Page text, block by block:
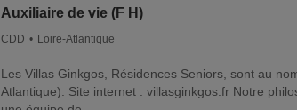
Auxiliaire de vie (F H)
CDD Loire-Atlantique
Les Villas Ginkgos, Résidences Seniors, sont au
Atlantique). Site internet : villasginkgos.fr Notre